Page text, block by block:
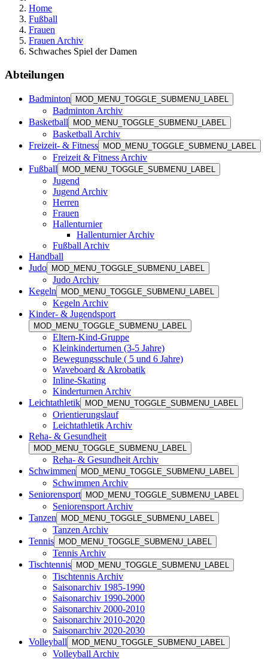
Home
Fußball
Frauen
Frauen Archiv
Schwaches Spiel der Damen
Abteilungen
Badminton MOD_MENU_TOGGLE_SUBMENU_LABEL
Badminton Archiv
Basketball
MOD_MENU_TOGGLE_SUBMENU_LABEL
Basketball Archiv
Freizeit- & Fitness
MOD_MENU_TOGGLE_SUBMENU_LABEL
Freizeit & Fitness Archiv
Fußball
MOD_MENU_TOGGLE_SUBMENU_LABEL
Jugend
Jugend Archiv
Herren
Frauen
Hallenturnier
Hallenturnier Archiv
Fußball Archiv
Handball
Judo
MOD_MENU_TOGGLE_SUBMENU_LABEL
Judo Archiv
Kegeln
MOD_MENU_TOGGLE_SUBMENU_LABEL
Kegeln Archiv
Kinder- & Jugendsport
MOD_MENU_TOGGLE_SUBMENU_LABEL
Eltern-Kind-Gruppe
Kleinkinderturnen (3-5 Jahre)
Bewegungsschule ( 5 und 6 Jahre)
Waveboard & Akrobatik
Inline-Skating
Kinderturnen Archiv
Leichtathletik
MOD_MENU_TOGGLE_SUBMENU_LABEL
Orientierungslauf
Leichtathletik Archiv
Reha- & Gesundheit
MOD_MENU_TOGGLE_SUBMENU_LABEL
Reha- & Gesundheit Archiv
Schwimmen
MOD_MENU_TOGGLE_SUBMENU_LABEL
Schwimmen Archiv
Seniorensport
MOD_MENU_TOGGLE_SUBMENU_LABEL
Seniorensport Archiv
Tanzen
MOD_MENU_TOGGLE_SUBMENU_LABEL
Tanzen Archiv
Tennis
MOD_MENU_TOGGLE_SUBMENU_LABEL
Tennis Archiv
Tischtennis
MOD_MENU_TOGGLE_SUBMENU_LABEL
Tischtennis Archiv
Saisonarchiv 1985-1990
Saisonarchiv 1990-2000
Saisonarchiv 2000-2010
Saisonarchiv 2010-2020
Saisonarchiv 2020-2030
Volleyball
MOD_MENU_TOGGLE_SUBMENU_LABEL
Volleyball Archiv